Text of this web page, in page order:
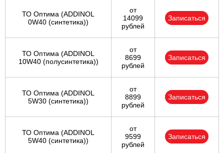
ТО Оптима (ADDINOL
0W40 (синтетика))
от
14099
рублей
Записаться
ТО Оптима (ADDINOL
10W40 (полусинтетика))
от
8699
рублей
Записаться
ТО Оптима (ADDINOL
5W30 (синтетика))
от
8899
рублей
Записаться
ТО Оптима (ADDINOL
5W40 (синтетика))
от
9599
рублей
Записаться